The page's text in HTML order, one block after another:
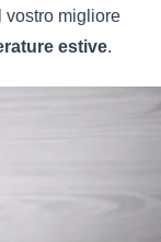
vostro migliore
estive.